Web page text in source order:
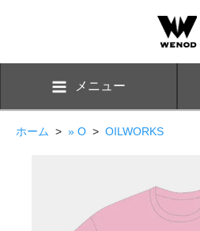
メニュー
ホーム > » O > OILWORKS